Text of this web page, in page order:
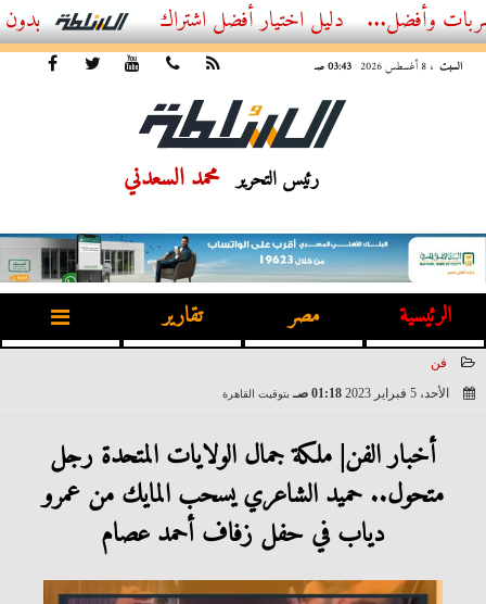
أفضل اشتراك IPTV بدون تقطيع 2026 – دليل المشاهد العصري
السبت ، 8 أغسطس 2026 03:43 صـ
رئيس التحرير محمد السعدني
الرئيسية مصر تقارير
فن
الأحد، 5 فبراير 2023
01:18 صـ بتوقيت القاهرة
أخبار الفن| ملكة جمال الولايات المتحدة رجل
متحول.. حميد الشاعري يسحب المايك من عمرو
دياب في حفل زفاف أحمد عصام